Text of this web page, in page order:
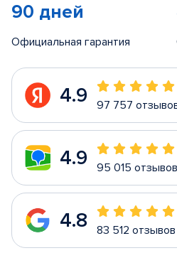
90 дней
Официальная гарантия
4.9 97 757
4.9 95 015 отзывов
4.8 83 512 отзывов